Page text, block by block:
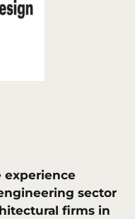
experience
sector
firms in